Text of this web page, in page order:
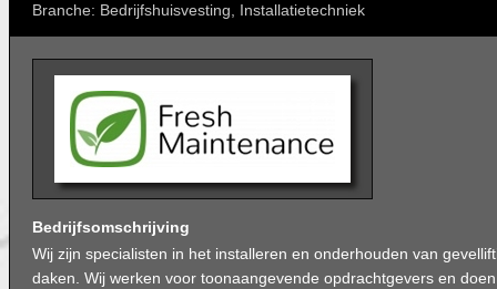
Branche: Bedrijfshuisvesting, Installatietechniek
Bedrijfsomschrijving
Wij zijn specialisten in het installeren en onderhouden van
daken. Wij werken voor toonaangevende opdrachtgevers en